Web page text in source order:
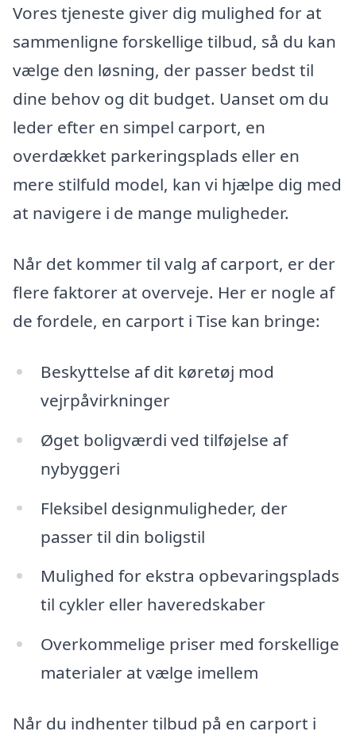
Vores tjeneste giver dig mulighed for at
sammenligne forskellige tilbud, så du kan
vælge den løsning, der passer bedst til
dine behov og dit budget. Uanset om du
leder efter en simpel carport, en
overdækket parkeringsplads eller en
mere stilfuld model, kan vi hjælpe dig med
at navigere i de mange muligheder.
Når det kommer til valg af carport, er der
flere faktorer at overveje. Her er nogle af
de fordele, en carport i Tise kan bringe:
Beskyttelse af dit køretøj mod
vejrpåvirkninger
Øget boligværdi ved tilføjelse af
nybyggeri
Fleksibel designmuligheder, der
passer til din boligstil
Mulighed for ekstra opbevaringsplads
til cykler eller haveredskaber
Overkommelige priser med forskellige
materialer at vælge imellem
Når du indhenter tilbud på en carport i